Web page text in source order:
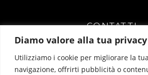
Diamo valore alla tua privacy
Utilizziamo i cookie per migliorare la
navigazione, offrirti pubblicità o
CONTATTI
Via Alessandro Manzoni 38r,
Tel: 019 827248